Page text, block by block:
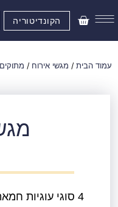
לתוכן
עגלת
קניות
הקונדיטוריה
עמוד הבית / מגשי אירוח / מתוקים
4 סוגי עוגיות חמאה מפנקות מצויין ליד הקפה